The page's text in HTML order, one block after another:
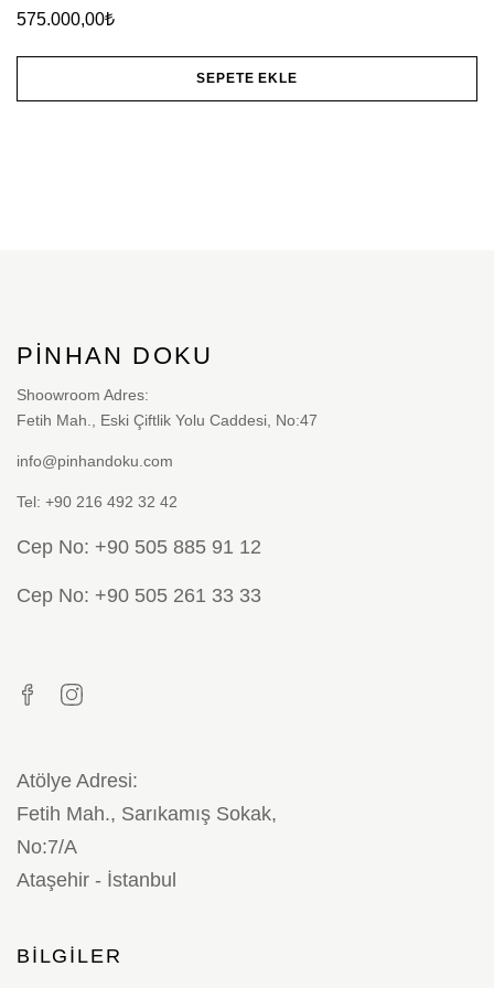
575.000,00₺
SEPETE EKLE
PINHAN DOKU
Shoowroom Adres:
Fetih Mah., Eski Çiftlik Yolu Caddesi, No:47
info@pinhandoku.com
Tel: +90 216 492 32 42
Cep No: +90 505 885 91 12
Cep No: +90 505 261 33 33
Atölye Adresi:
Fetih Mah., Sarıkamış Sokak,
No:7/A
Ataşehir - İstanbul
BILGILER